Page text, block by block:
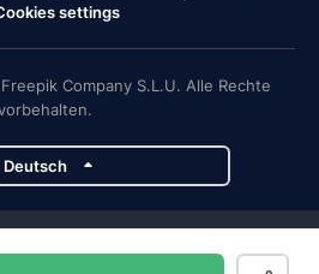
settings
Company S.L.U. Alle Rechte
Deutsch